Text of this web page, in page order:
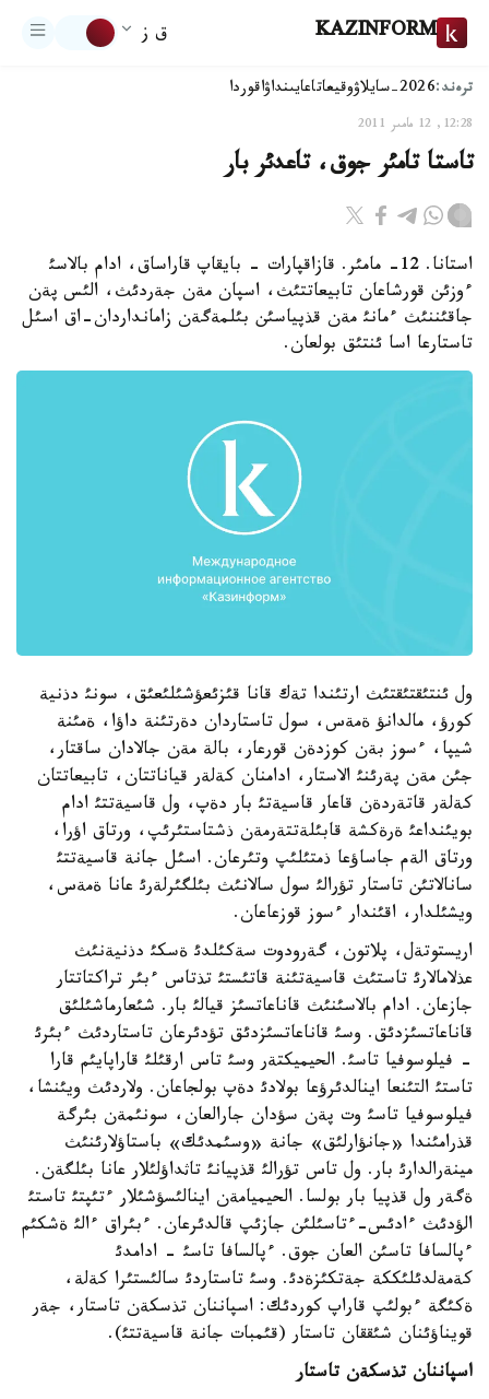
KAZINFORM ق ز
ترەند:2026-سايلاۋ وقيعاتاعايىنداۋاقوردا
12:28, 12 مامىر 2011
تاستا تامئر جوق، تاعدئر بار
استانا. 12- مامئر. قازاقپارات - بايقاپ قاراساق، ادام بالاسئ
ءوزئن قورشاعان تابيعاتتئث، اسپان مةن جةردئث، الئس پةن
جاقئننئث ءمانئ مةن قذپياسئن بئلمةگةن زامانداردان-اق اسئل
تاستارعا اسا ئنتئق بولعان.
ول ئنتئقتئقتئث ارتئندا تةك قانا قئزئعؤشئلئعئق، سونئ دذنية
كورؤ، مالدانؤ ةمةس، سول تاستاردان دةرتئنة داؤا، ةمئنة
شيپا، ءسوز بةن كوزدةن قورعار، بالة مةن جالادان ساقتار،
جئن مةن پةرئنئ الاستار، ادامنان كةلةر قياناتتان، تابيعاتتان
كةلةر قاتةردةن قاعار قاسيةتئ بار دةپ، ول قاسيةتتئ ادام
بويئنداعئ ةرةكشة قابئلةتتةرمةن ذشتاستئرئپ، ورتاق اؤرا،
ورتاق الةم جاساؤعا ذمتئلئپ وتئرعان. اسئل جانة قاسيةتتئ
سانالاتئن تاستار تؤرالئ سول سالانئث بئلگئرلةرئ عانا ةمةس،
ويشئلدار، اقئندار ءسوز قوزعاعان.
اريستوتةل، پلاتون، گةرودوت سةكئلدئ ةسكئ دذنيةنئث
عذلامالارئ تاستئث قاسيةتئنة قاتئستئ تذتاس ءبئر تراكتاتتار
جازعان. ادام بالاسئنئث قاناعاتسئز قيالئ بار. شئعارماشئلئق
قاناعاتسئزدئق. وسئ قاناعاتسئزدئق تؤدئرعان تاستاردئث ءبئرئ
- فيلوسوفيا تاسئ. الحيميكتةر وسئ تاس ارقئلئ قاراپايئم قارا
تاستئ التئنعا اينالدئرؤعا بولادئ دةپ بولجاعان. ولاردئث ويئنشا،
فيلوسوفيا تاسئ وت پةن سؤدان جارالعان، سونئمةن بئرگة
قذرامئندا «جانؤارلئق» جانة «وسئمدئك» باستاؤلارئنئث
مينةرالدارئ بار. ول تاس تؤرالئ قذپيانئ تاثداؤلئلار عانا بئلگةن.
ةگةر ول قذپيا بار بولسا. الحيميامةن اينالئسؤشئلار ءتئپتئ تاستئ
الؤدئث ءادئس-ءتاسئلئن جازئپ قالدئرعان. ءبئراق ءالئ ةشكئم
ءپالسافا تاسئن العان جوق. ءپالسافا تاسئ - ادامدئ
كةمةلدئلئككة جةتكئزةدئ. وسئ تاستاردئ سالئستئرا كةلة،
ةكئگة ءبولئپ قاراپ كوردئك: اسپاننان تذسكةن تاستار، جةر
قويناؤئنان شئققان تاستار (قئمبات جانة قاسيةتتئ).
اسپاننان تذسكةن تاستار